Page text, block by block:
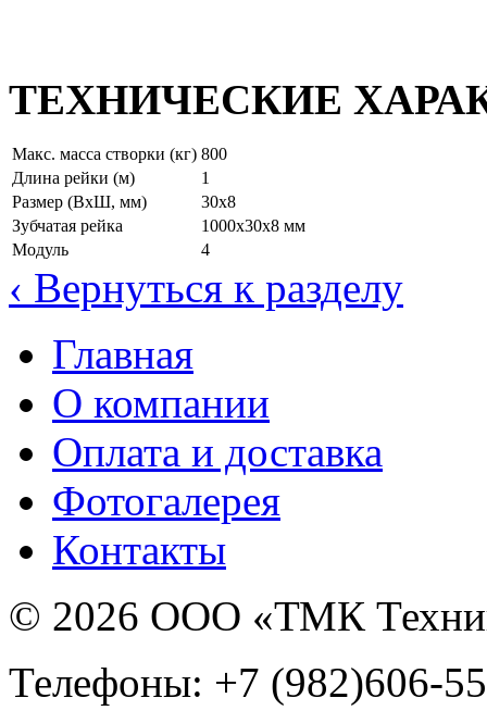
ТЕХНИЧЕСКИЕ
Макс. масса створки (кг) 800
Длина рейки (м)
1
Размер (ВхШ, мм)
30х8
Зубчатая рейка
1000х30х8 мм
Модуль
4
‹ Вернуться к разделу
Главная
О компании
Оплата и доставка
Фотогалерея
Контакты
© 2026 ООО «ТМК
Телефоны: +7 (982)606-